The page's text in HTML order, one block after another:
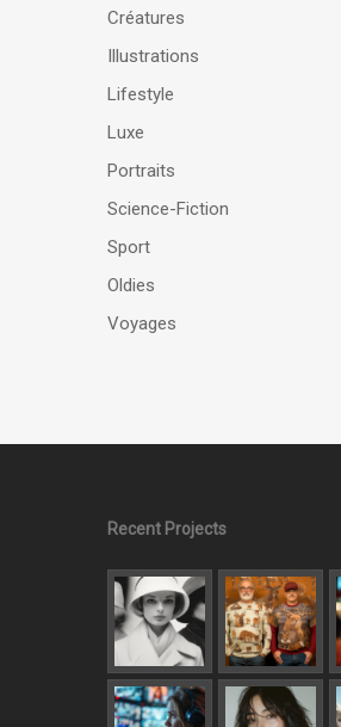
Créatures
Illustrations
Lifestyle
Luxe
Portraits
Science-Fiction
Sport
Oldies
Voyages
Recent Projects